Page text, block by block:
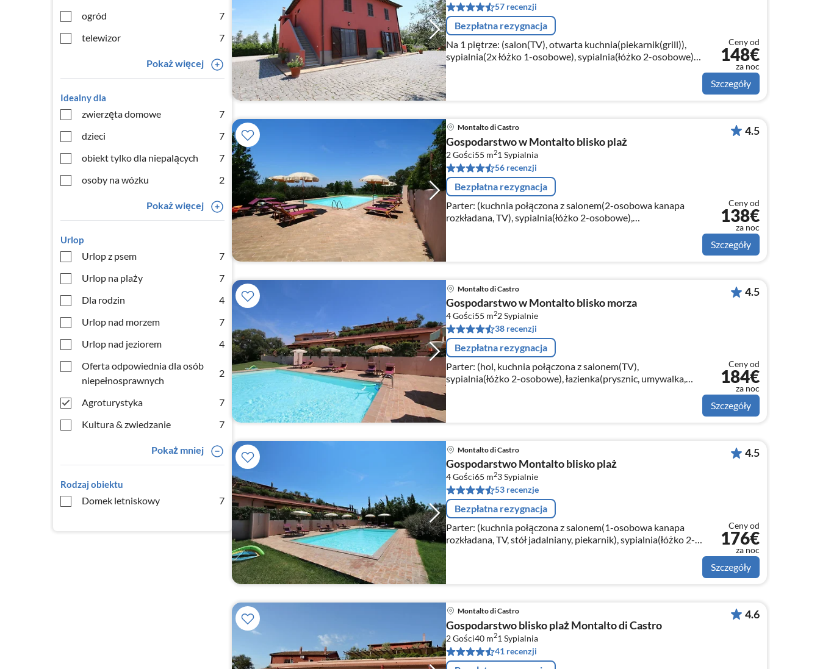
ogród
7
telewizor
7
Pokaż więcej
Idealny dla
zwierzęta domowe
7
dzieci
7
obiekt tylko dla niepalących
7
osoby na wózku
2
Pokaż więcej
Urlop
Urlop z psem
7
Urlop na plaży
7
Dla rodzin
4
Urlop nad morzem
7
Urlop nad jeziorem
4
Oferta odpowiednia dla osób
niepełnosprawnych
2
Agroturystyka
7
Kultura & zwiedzanie
7
Pokaż mniej
Rodzaj obiektu
Domek letniskowy 7
57 recenzji
Bezpłatna rezygnacja
Na 1 piętrze: (salon(TV), otwarta kuchnia(piekarnik(grill)),
sypialnia(2x łóżko 1-osobowe), sypialnia(łóżko 2-osobowe),
łazienka(prysznic))
Ceny od
148€
za noc
Szczegóły
Montalto di Castro
Gospodarstwo w Montalto blisko plaż
2 Gości55 m21 Sypialnia
56 recenzji
Bezpłatna rezygnacja
Parter: (kuchnia połączona z salonem(2-osobowa kanapa
rozkładana, TV), sypialnia(łóżko 2-osobowe),
4.5
Ceny od
138€
za noc
Szczegóły
Montalto di Castro
Gospodarstwo w Montalto blisko morza
4 Gości55 m22Sypialnie
38 recenzji
Bezpłatna rezygnacja
Parter: (hol, kuchnia połączona z salonem(TV),
sypialnia(łóżko 2-osobowe), łazienka(prysznic, umywalka,
toaleta, bidet)) Na 1 piętrze: (sypialnia na antresoli(2x łóżko
4.5
Ceny od
184€
za noc
Szczegóły
Montalto di Castro
Gospodarstwo Montalto blisko plaż
4 Gości65 m23Sypialnie
53 recenzje
Bezpłatna rezygnacja
Parter: (kuchnia połączona z salonem(1-osobowa kanapa
rozkładana, TV, stół jadalniany, piekarnik), sypialnia(łóżko 2-
osobowe), łazienka(prysznic, umywalka, toaleta)
4.5
Ceny od
176€
za noc
Szczegóły
Montalto di Castro
Gospodarstwo blisko plaż Montalto di Castro
2 Gości40 m21 Sypialnia
41 recenzji
4.6